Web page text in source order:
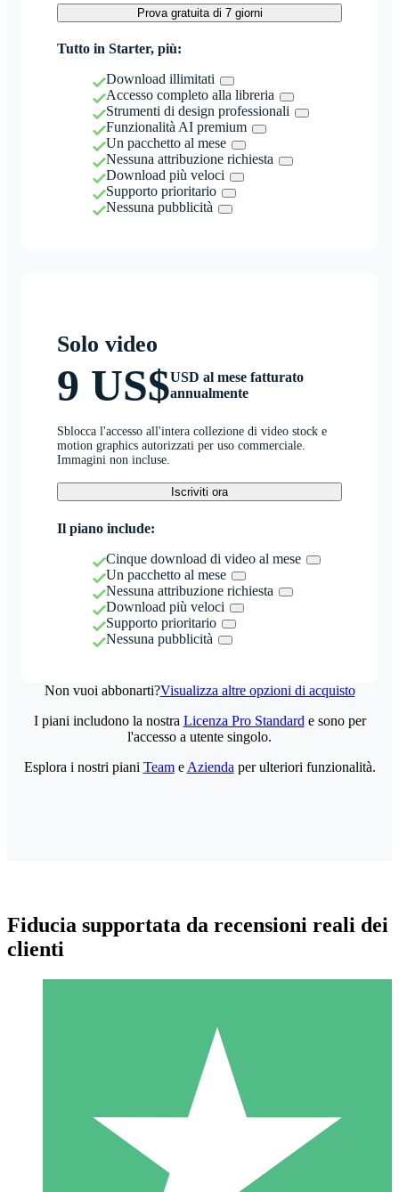
Prova gratuita di 7 giorni
Tutto in Starter, più:
Download illimitati
Accesso completo alla libreria
Strumenti di design professionali
Funzionalità AI premium
Un pacchetto al mese
Nessuna attribuzione richiesta
Download più veloci
Supporto prioritario
Nessuna pubblicità
Solo video
9 US$USD al mese fatturato
annualmente
Sblocca l'accesso all'intera collezione di video stock e
motion graphics autorizzati per uso commerciale.
Immagini non incluse.
Iscriviti ora
Il piano include:
Cinque download di video al mese
Un pacchetto al mese
Nessuna attribuzione richiesta
Download più veloci
Supporto prioritario
Nessuna pubblicità
Non vuoi abbonarti?Visualizza altre opzioni di acquisto
Pacchetti di Crediti Individuali
Paga a consumo con crediti di download. Nessun impegno
I piani includono la nostra Licenza Pro Standard e sono per
l'accesso a utente singolo.
Esplora i nostri piani Teame Azienda per ulteriori funzionalità.
Fiducia supportata da recensioni reali dei
clienti